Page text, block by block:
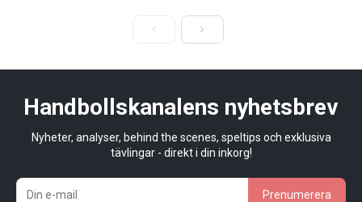
Handbollskanalens nyhetsbrev
Nyheter, analyser, behind the scenes, speltips och exklusiva
tävlingar - direkt i din inkorg!
Prenumerera